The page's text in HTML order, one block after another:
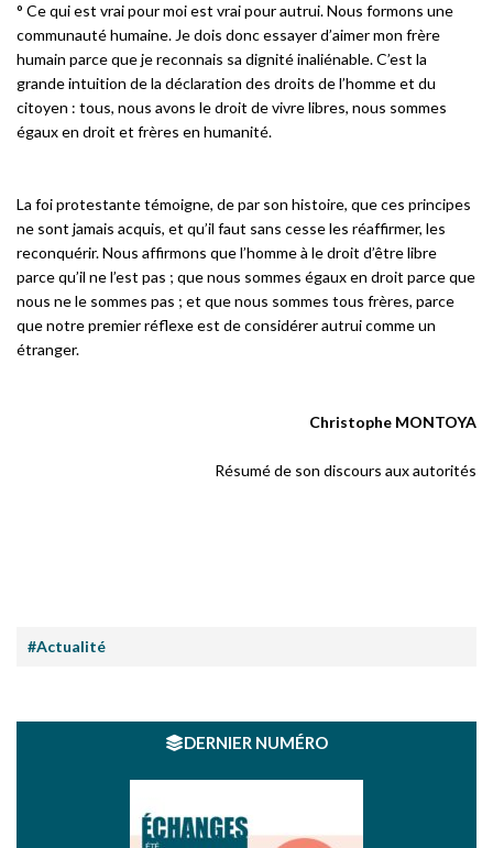
° Ce qui est vrai pour moi est vrai pour autrui. Nous formons une
communauté humaine. Je dois donc essayer d’aimer mon frère
humain parce que je reconnais sa dignité inaliénable. C’est la
grande intuition de la déclaration des droits de l’homme et du
citoyen : tous, nous avons le droit de vivre libres, nous sommes
égaux en droit et frères en humanité.
La foi protestante témoigne, de par son histoire, que ces principes
ne sont jamais acquis, et qu’il faut sans cesse les réaffirmer, les
reconquérir. Nous affirmons que l’homme à le droit d’être libre
parce qu’il ne l’est pas ; que nous sommes égaux en droit parce que
nous ne le sommes pas ; et que nous sommes tous frères, parce
que notre premier réflexe est de considérer autrui comme un
étranger.
Christophe MONTOYA
Résumé de son discours aux autorités
#Actualité
DERNIER NUMÉRO